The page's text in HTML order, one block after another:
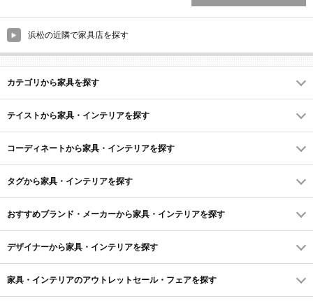
浜松の近隣で家具店を探す
カテゴリから家具を探す
テイストから家具・インテリアを探す
コーディネートから家具・インテリアを探す
タグから家具・インテリアを探す
おすすめブランド・メーカーから家具・インテリアを探す
デザイナーから家具・インテリアを探す
家具・インテリアのアウトレットセール・フェアを探す